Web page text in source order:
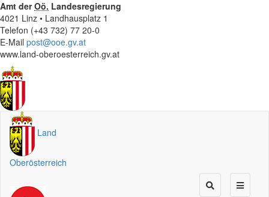
Amt derOö. Landesregierung
4021 Linz • Landhausplatz 1
Telefon (+43 732) 77 20-0
E-Mail post@ooe.gv.at
www.land-oberoesterreich.gv.at
Land
Oberösterreich